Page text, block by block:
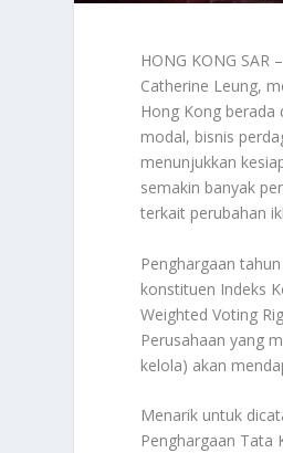
HONG KONG
Catherine Leung,
Hong Kong
modal, bisnis
menunjukkan
semakin banyak
terkait perubahan
Penghargaan
konstituen Indeks
Weighted Voting
Perusahaan yang
kelola) akan
Menarik untuk
Penghargaan Tata